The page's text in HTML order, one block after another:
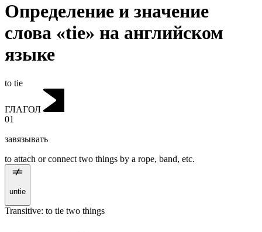
Определение и значение
слова «tie» на английском
языке
to tie
ГЛАГОЛ
01
завязывать
to attach or connect two things by a rope, band, etc.
untie
Transitive: to tie two things